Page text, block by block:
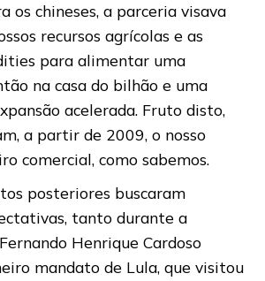
os chineses, a parceria visava
recursos agrícolas e as
para alimentar uma
na casa do bilhão e uma
acelerada. Fruto disto,
a partir de 2009, o nosso
comercial, como sabemos.
posteriores buscaram
tanto durante a
Henrique Cardoso
mandato de Lula, que visitou